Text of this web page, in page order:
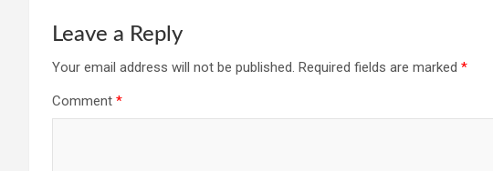
Leave a Reply
Your email address will not be published. Required fields are marked *
Comment *